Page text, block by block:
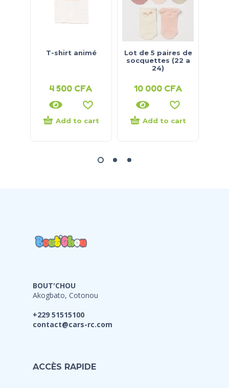
T-shirt animé
4 500 CFA
Add to cart
Lot de 5 paires de
socquettes (22 a
24)
10 000 CFA
Add to cart
BOUT'CHOU
Akogbato, Cotonou
+229 51515100
contact@cars-rc.com
ACCÈS RAPIDE